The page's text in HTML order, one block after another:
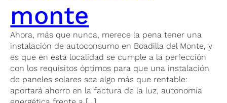
monte
Ahora, más que nunca, merece la pena tener una
instalación de autoconsumo en Boadilla del Monte, y
es que en esta localidad se cumple a la perfección
con los requisitos óptimos para que una instalación
de paneles solares sea algo más que rentable:
aportará ahorro en la factura de la luz, autonomía